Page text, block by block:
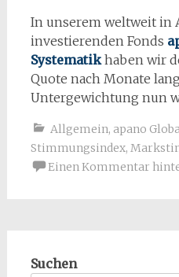
In unserem weltweit in
investierenden Fonds
Systematikhaben wir
Quote nach Monate
Untergewichtung nun
Allgemein, apano
Stimmungsindex,
Einen Kommentar
Suchen